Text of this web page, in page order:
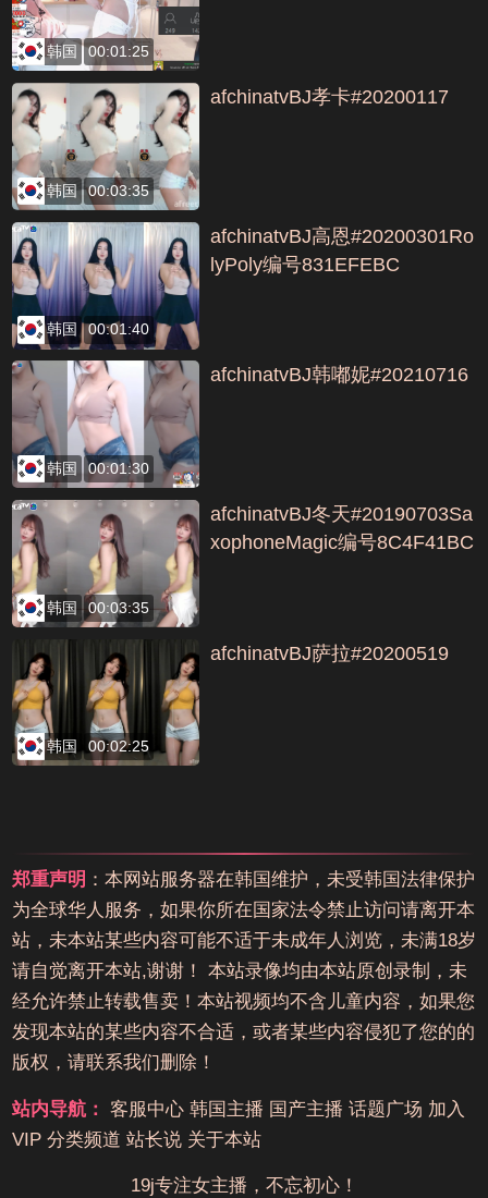
韩国 00:01:25
韩国 00:03:35
afchinatvBJ孝卡#20200117
韩国 00:01:40
afchinatvBJ高恩#20200301Ro
lyPoly编号831EFEBC
韩国 00:01:30
afchinatvBJ韩嘟妮#20210716
韩国 00:03:35
afchinatvBJ冬天#20190703Sa
xophoneMagic编号8C4F41BC
韩国 00:02:25
afchinatvBJ萨拉#20200519
郑重声明 ：本网站服务器在韩国维护，未受韩国法律保护
为全球华人服务，如果你所在国家法令禁止访问请离开本
站，未本站某些内容可能不适于未成年人浏览，未满18岁
请自觉离开本站,谢谢！ 本站录像均由本站原创录制，未
经允许禁止转载售卖！本站视频均不含儿童内容，如果您
发现本站的某些内容不合适，或者某些内容侵犯了您的的
版权，请联系我们删除！
站内导航： 客服中心 韩国主播 国产主播 话题广场 加入
VIP 分类频道 站长说 关于本站
19j专注女主播，不忘初心！